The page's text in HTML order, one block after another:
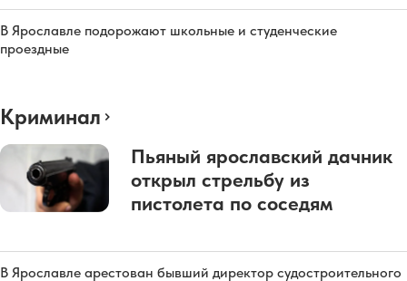
В Ярославле подорожают школьные и студенческие
проездные
Криминал
Пьяный ярославский дачник
открыл стрельбу из
пистолета по соседям
В Ярославле арестован бывший директор судостроительного